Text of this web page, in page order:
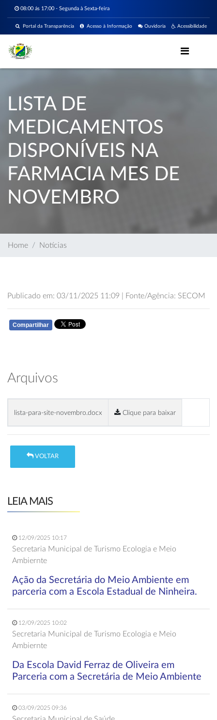
08:00 ás 17:00 - Segunda à Sexta-feira
Acessibilidade
Ouvidoria
Acesso à Informação
Portal da Transparência
LISTA DE
MEDICAMENTOS
DISPONÍVEIS NA
FARMACIA MES DE
NOVEMBRO
Home Notícias
Publicado em: 03/11/2025 11:09 | Fonte/Agência: SECOM
Compartilhar
Arquivos
lista-para-site-novembro.docx Clique para baixar
VOLTAR
LEIA MAIS
12/09/2025 10:17
Secretaria Municipal de Turismo Ecologia e Meio
Ambiernte
Ação da Secretária do Meio Ambiente em
parceria com a Escola Estadual de Ninheira.
12/09/2025 10:02
Secretaria Municipal de Turismo Ecologia e Meio
Ambiernte
Da Escola David Ferraz de Oliveira em
Parceria com a Secretária de Meio Ambiente
03/09/2025 09:36